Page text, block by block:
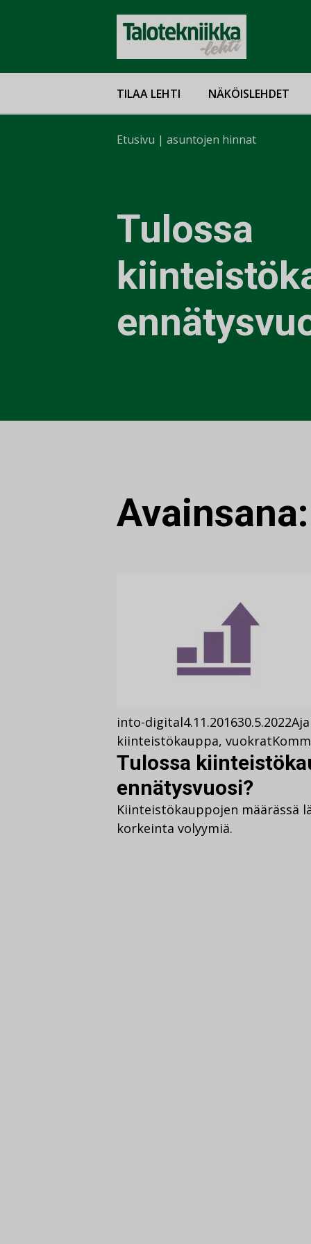
TILAA LEHTI NÄKÖISLEHDET
Etusivu | asuntojen hinnat
Tulossa
into-digital4.11.201630.5.2022
kiinteistökauppa, vuokrat
Tulossa
ennätysvuosi?
Kiinteistökauppojen määrässä
korkeinta volyymiä.